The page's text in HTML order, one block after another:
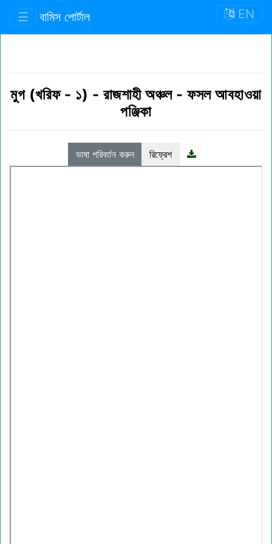
☰ বামিস পোর্টাল EN
মুগ (খরিফ - ১) - রাজশাহী অঞ্চল-ফসল আবহাওয়া
পঞ্জিকা
ভাষা পরিবর্তন করুন রিফ্রেশ